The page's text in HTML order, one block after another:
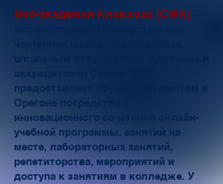
Веб-академия Клакамас (CWA)
предоставляет обучение студентам в
Орегоне посредством
инновационного сочетания онлайн-
учебной программы, занятий на
месте, лабораторных занятий,
репетиторства, мероприятий и
доступа к занятиям в колледже. У